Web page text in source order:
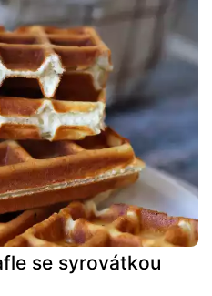
se syrovátkou